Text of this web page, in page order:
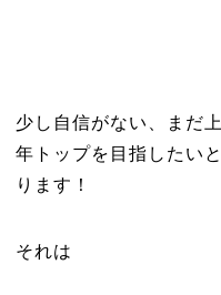
少し自信がない、まだ
年トップを目指したい
ります！
それは